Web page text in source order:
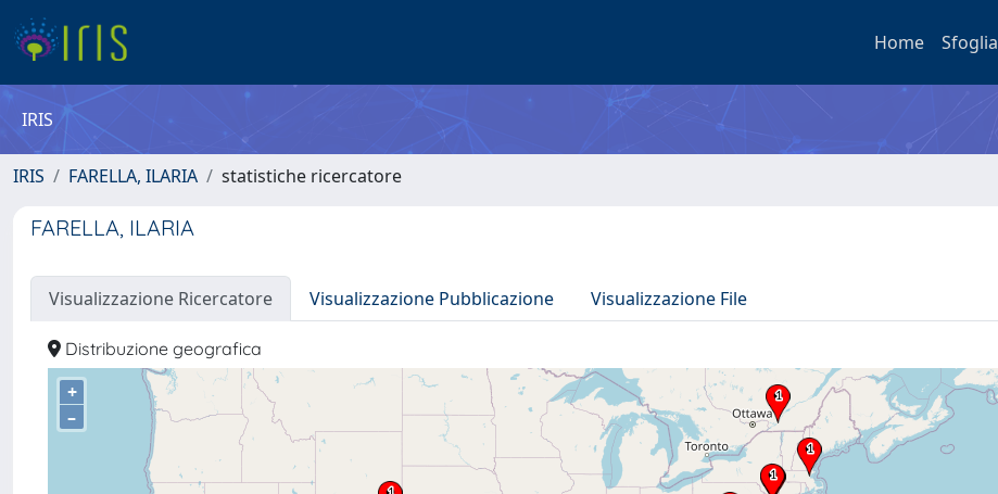
Home Sfoglia
IRIS
IRIS FARELLA, ILARIA statistiche ricercatore
FARELLA, ILARIA
Visualizzazione Ricercatore Visualizzazione Pubblicazione Visualizzazione File
Distribuzione geografica
+
–